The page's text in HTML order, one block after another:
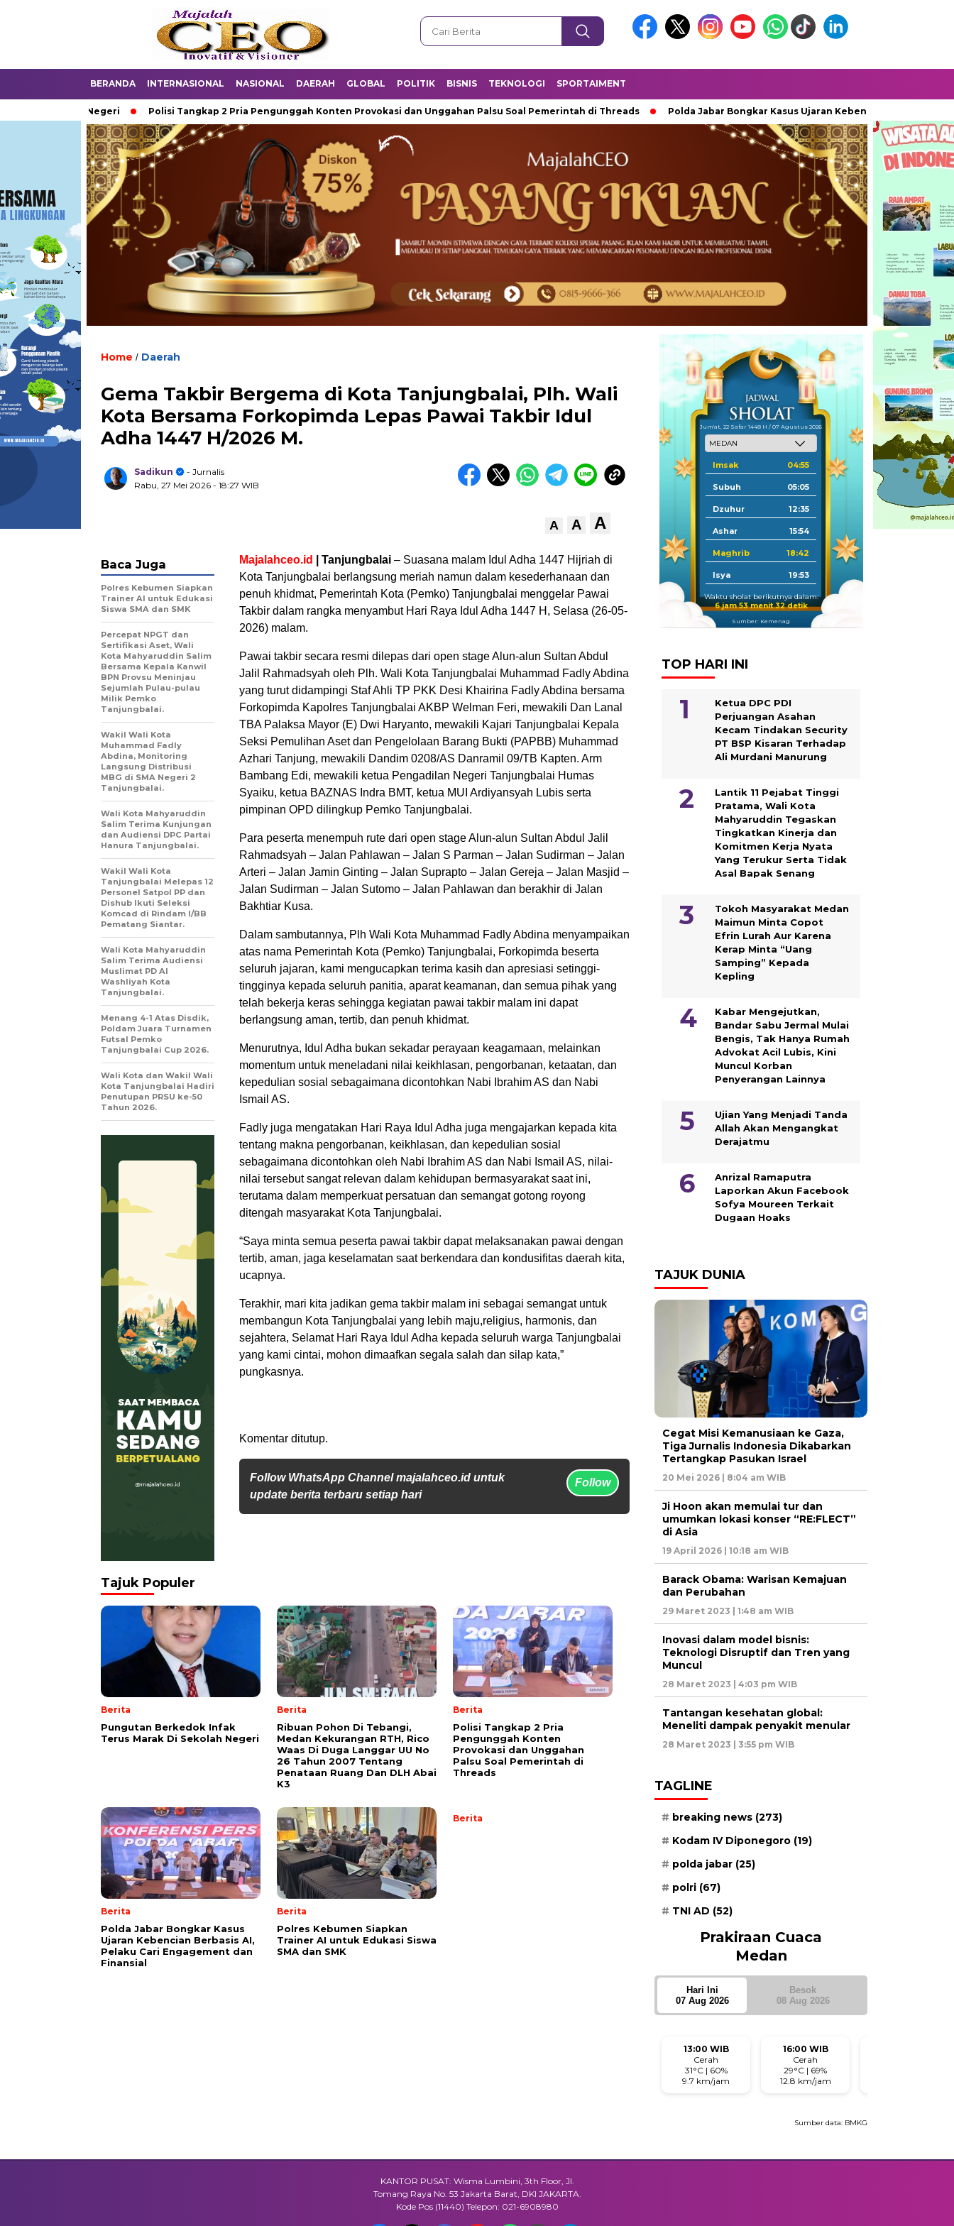
BERANDA INTERNASIONAL NASIONAL DAERAH GLOBAL POLITIK BISNIS TEKNOLOGI SPORTAIMENT
Polisi Tangkap 2 Pria Pengunggah Konten Provokasi dan Unggahan Palsu Soal Pemerintah di Threads Polda Jabar Bongkar Kasus Ujaran Kebencian Berbasis AI, Pelaku
Home / Daerah
Gema Takbir Bergema di Kota Tanjungbalai, Plh. Wali
Kota Bersama Forkopimda Lepas Pawai Takbir Idul
Adha 1447 H/2026 M.
Sadikun
- Jurnalis
Rabu, 27 Mei 2026 - 18:27 WIB
A A A
Majalahceo.id | Tanjungbalai – Suasana malam Idul Adha 1447 Hijriah di
Kota Tanjungbalai berlangsung meriah namun dalam kesederhanaan dan
penuh khidmat, Pemerintah Kota (Pemko) Tanjungbalai menggelar Pawai
Takbir dalam rangka menyambut Hari Raya Idul Adha 1447 H, Selasa (26-05-
2026) malam.
Pawai takbir secara resmi dilepas dari open stage Alun-alun Sultan Abdul
Jalil Rahmadsyah oleh Plh. Wali Kota Tanjungbalai Muhammad Fadly Abdina
yang turut didampingi Staf Ahli TP PKK Desi Khairina Fadly Abdina bersama
Forkopimda Kapolres Tanjungbalai AKBP Welman Feri, mewakili Dan Lanal
TBA Palaksa Mayor (E) Dwi Haryanto, mewakili Kajari Tanjungbalai Kepala
Seksi Pemulihan Aset dan Pengelolaan Barang Bukti (PAPBB) Muhammad
Azhari Tanjung, mewakili Dandim 0208/AS Danramil 09/TB Kapten. Arm
Bambang Edi, mewakili ketua Pengadilan Negeri Tanjungbalai Humas
Syaiku, ketua BAZNAS Indra BMT, ketua MUI Ardiyansyah Lubis serta
pimpinan OPD dilingkup Pemko Tanjungbalai.
Para peserta menempuh rute dari open stage Alun-alun Sultan Abdul Jalil
Rahmadsyah – Jalan Pahlawan – Jalan S Parman – Jalan Sudirman – Jalan
Arteri – Jalan Jamin Ginting – Jalan Suprapto – Jalan Gereja – Jalan Masjid –
Jalan Sudirman – Jalan Sutomo – Jalan Pahlawan dan berakhir di Jalan
Bakhtiar Kusa.
Dalam sambutannya, Plh Wali Kota Muhammad Fadly Abdina menyampaikan
atas nama Pemerintah Kota (Pemko) Tanjungbalai, Forkopimda beserta
seluruh jajaran, kami mengucapkan terima kasih dan apresiasi setinggi-
tingginya kepada seluruh panitia, aparat keamanan, dan semua pihak yang
telah bekerja keras sehingga kegiatan pawai takbir malam ini dapat
berlangsung aman, tertib, dan penuh khidmat.
Menurutnya, Idul Adha bukan sekadar perayaan keagamaan, melainkan
momentum untuk meneladani nilai keikhlasan, pengorbanan, ketaatan, dan
kepedulian sosial sebagaimana dicontohkan Nabi Ibrahim AS dan Nabi
Ismail AS.
Fadly juga mengatakan Hari Raya Idul Adha juga mengajarkan kepada kita
tentang makna pengorbanan, keikhlasan, dan kepedulian sosial
sebagaimana dicontohkan oleh Nabi Ibrahim AS dan Nabi Ismail AS, nilai-
nilai tersebut sangat relevan dalam kehidupan bermasyarakat saat ini,
terutama dalam memperkuat persatuan dan semangat gotong royong
ditengah masyarakat Kota Tanjungbalai.
“Saya minta semua peserta pawai takbir dapat melaksanakan pawai dengan
tertib, aman, jaga keselamatan saat berkendara dan kondusifitas daerah kita,
ucapnya.
Terakhir, mari kita jadikan gema takbir malam ini sebagai semangat untuk
membangun Kota Tanjungbalai yang lebih maju,religius, harmonis, dan
sejahtera, Selamat Hari Raya Idul Adha kepada seluruh warga Tanjungbalai
yang kami cintai, mohon dimaafkan segala salah dan silap kata,”
pungkasnya.
Komentar ditutup.
Follow WhatsApp Channel majalahceo.id untuk
update berita terbaru setiap hari
Follow
Baca Juga
Polres Kebumen Siapkan
Trainer AI untuk Edukasi
Siswa SMA dan SMK
Percepat NPGT dan
Sertifikasi Aset, Wali
Kota Mahyaruddin Salim
Bersama Kepala Kanwil
BPN Provsu Meninjau
Sejumlah Pulau-pulau
Milik Pemko
Tanjungbalai.
Wakil Wali Kota
Muhammad Fadly
Abdina, Monitoring
Langsung Distribusi
MBG di SMA Negeri 2
Tanjungbalai.
Wali Kota Mahyaruddin
Salim Terima Kunjungan
dan Audiensi DPC Partai
Hanura Tanjungbalai.
Wakil Wali Kota
Tanjungbalai Melepas 12
Personel Satpol PP dan
Dishub Ikuti Seleksi
Komcad di Rindam I/BB
Pematang Siantar.
Wali Kota Mahyaruddin
Salim Terima Audiensi
Muslimat PD Al
Washliyah Kota
Tanjungbalai.
Menang 4-1 Atas Disdik,
Poldam Juara Turnamen
Futsal Pemko
Tanjungbalai Cup 2026.
Wali Kota dan Wakil Wali
Kota Tanjungbalai Hadiri
Penutupan PRSU ke-50
Tahun 2026.
Tajuk Populer
Berita
Pungutan Berkedok Infak
Terus Marak Di Sekolah Negeri
Berita
Ribuan Pohon Di Tebangi,
Medan Kekurangan RTH, Rico
Waas Di Duga Langgar UU No
26 Tahun 2007 Tentang
Penataan Ruang Dan DLH Abai
K3
Berita
Polisi Tangkap 2 Pria
Pengunggah Konten
Provokasi dan Unggahan
Palsu Soal Pemerintah di
Threads
Berita
Polda Jabar Bongkar Kasus
Ujaran Kebencian Berbasis AI,
Pelaku Cari Engagement dan
Finansial
Berita
Polres Kebumen Siapkan
Trainer AI untuk Edukasi Siswa
SMA dan SMK
Berita
Jum'at, 22 Safar 1448 H / 07 Agustus 2026
Imsak 04:55
Subuh 05:05
Dzuhur 12:35
Ashar 15:54
Maghrib 18:42
Isya 19:53
Waktu sholat berikutnya dalam:
6 jam 53 menit 31 detik
Sumber: Kemenag
TOP HARI INI
Ketua DPC PDI
Perjuangan Asahan
Kecam Tindakan Security
PT BSP Kisaran Terhadap
Ali Murdani Manurung
Lantik 11 Pejabat Tinggi
Pratama, Wali Kota
Mahyaruddin Tegaskan
Tingkatkan Kinerja dan
Komitmen Kerja Nyata
Yang Terukur Serta Tidak
Asal Bapak Senang
Tokoh Masyarakat Medan
Maimun Minta Copot
Efrin Lurah Aur Karena
Kerap Minta “Uang
Samping” Kepada
Kepling
Kabar Mengejutkan,
Bandar Sabu Jermal Mulai
Bengis, Tak Hanya Rumah
Advokat Acil Lubis, Kini
Muncul Korban
Penyerangan Lainnya
Ujian Yang Menjadi Tanda
Allah Akan Mengangkat
Derajatmu
Anrizal Ramaputra
Laporkan Akun Facebook
Sofya Moureen Terkait
Dugaan Hoaks
TAJUK DUNIA
Cegat Misi Kemanusiaan ke Gaza,
Tiga Jurnalis Indonesia Dikabarkan
Tertangkap Pasukan Israel
20 Mei 2026 | 8:04 am WIB
Ji Hoon akan memulai tur dan
umumkan lokasi konser “RE:FLECT”
di Asia
19 April 2026 | 10:18 am WIB
Barack Obama: Warisan Kemajuan
dan Perubahan
29 Maret 2023 | 1:48 am WIB
Inovasi dalam model bisnis:
Teknologi Disruptif dan Tren yang
Muncul
28 Maret 2023 | 4:03 pm WIB
Tantangan kesehatan global:
Meneliti dampak penyakit menular
28 Maret 2023 | 3:55 pm WIB
TAGLINE
breaking news (273)
Kodam IV Diponegoro (19)
polda jabar (25)
polri (67)
TNI AD (52)
Prakiraan Cuaca
Medan
Hari Ini
07 Aug 2026
Besok
08 Aug 2026
13:00 WIB
Cerah
31°C | 60%
9.7 km/jam
16:00 WIB
Cerah
29°C | 69%
12.8 km/jam
Sumber data: BMKG
KANTOR PUSAT: Wisma Lumbini, 3th Floor, Jl.
Tomang Raya No. 53 Jakarta Barat, DKI JAKARTA.
Kode Pos (11440) Telepon: 021-6908980